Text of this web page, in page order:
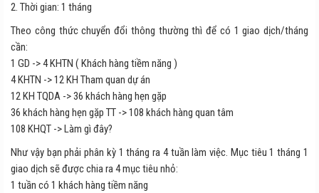
2. Thời gian: 1 tháng
Theo công thức chuyển đổi thông thường thì để có 1 giao dịch/tháng
cần:
1 GD -> 4 KHTN ( Khách hàng tiềm năng )
4 KHTN -> 12 KH Tham quan dự án
12 KH TQDA -> 36 khách hàng hẹn gặp
36 khách hàng hẹn gặp TT -> 108 khách hàng quan tâm
108 KHQT -> Làm gì đây?
Như vậy bạn phải phân kỳ 1 tháng ra 4 tuần làm việc. Mục tiêu 1 tháng 1
giao dịch sẽ được chia ra 4 mục tiêu nhỏ:
1 tuần có 1 khách hàng tiềm năng